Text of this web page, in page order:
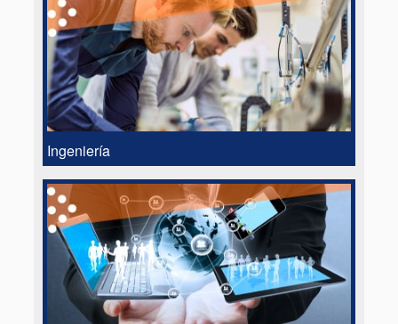
Ingeniería